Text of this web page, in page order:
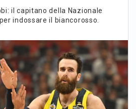
il capitano della Nazionale
indossare il biancorosso.